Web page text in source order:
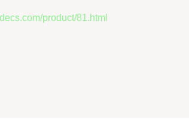
product/81.html